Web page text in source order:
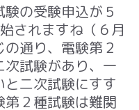
の受験申込が５
されますね（６月
通り、電験第２
試験があり、一
二次試験にすす
第２種試験は難関